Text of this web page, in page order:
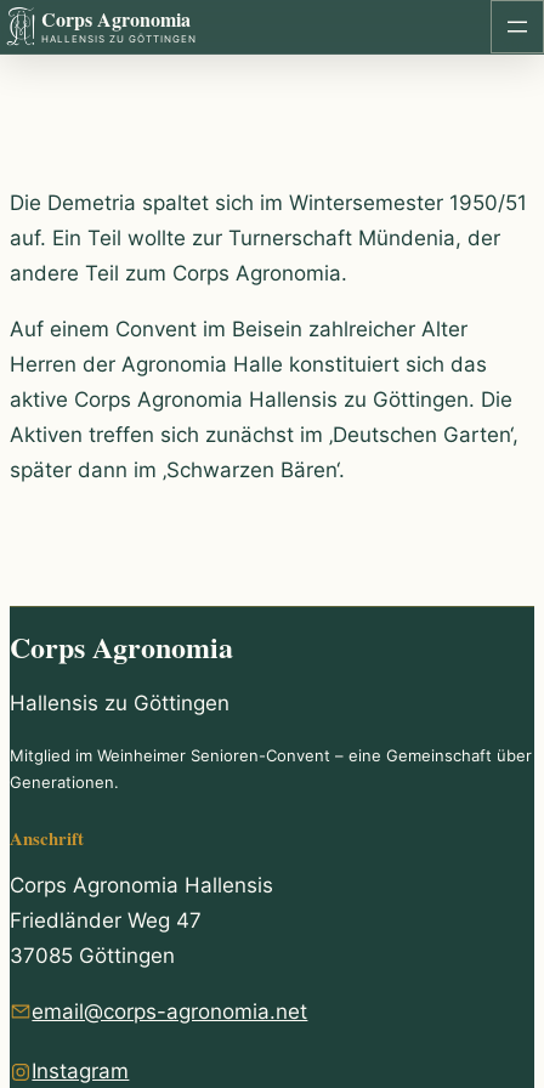
Zum
Inhalt
Corps Agronomia
HALLENSIS ZU GÖTTINGEN
Die Demetria spaltet sich im Wintersemester 1950/51
auf. Ein Teil wollte zur Turnerschaft Mündenia, der
andere Teil zum Corps Agronomia.
Auf einem Convent im Beisein zahlreicher Alter
Herren der Agronomia Halle konstituiert sich das
aktive Corps Agronomia Hallensis zu Göttingen. Die
Aktiven treffen sich zunächst im ‚Deutschen Garten‘,
später dann im ‚Schwarzen Bären‘.
Corps Agronomia
Hallensis zu Göttingen
Mitglied im Weinheimer Senioren-Convent – eine Gemeinschaft über
Generationen.
Anschrift
Corps Agronomia Hallensis
Friedländer Weg 47
37085 Göttingen
email@corps-agronomia.net
Instagram